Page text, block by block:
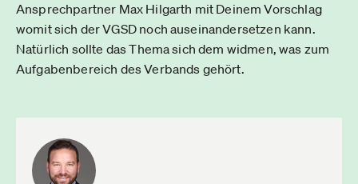
Ansprechpartner Max Hilgarth mit Deinem Vorschlag
womit sich der VGSD noch auseinandersetzen kann.
Natürlich sollte das Thema sich dem widmen, was zum
Aufgabenbereich des Verbands gehört.